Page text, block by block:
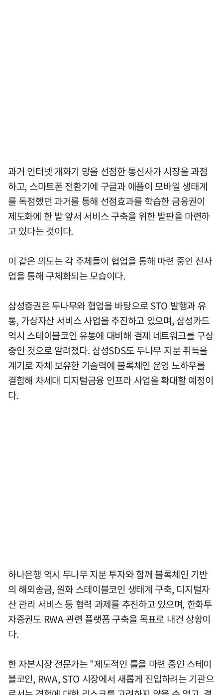
과거 인터넷 개화기 망을 선점한 통신사가 시장을 과점
하고, 스마트폰 전환기에 구글과 애플이 모바일 생태계
를 독점했던 과거를 통해 선점효과를 학습한 금융권이
제도화에 한 발 앞서 서비스 구축을 위한 발판을 마련하
고 있다는 것이다.
이 같은 의도는 각 주체들이 협업을 통해 마련 중인 신사
업을 통해 구체화되는 모습이다.
삼성증권은 두나무와 협업을 바탕으로 STO 발행과 유
통, 가상자산 서비스 사업을 추진하고 있으며, 삼성카드
역시 스테이블코인 유통에 대비해 결제 네트워크를 구상
중인 것으로 알려졌다. 삼성SDS도 두나무 지분 취득을
계기로 자체 보유한 기술력에 블록체인 운영 노하우를
결합해 차세대 디지털금융 인프라 사업을 확대할 예정이
다.
하나은행 역시 두나무 지분 투자와 함께 블록체인 기반
의 해외송금, 원화 스테이블코인 생태계 구축, 디지털자
산 관리 서비스 등 협력 과제를 추진하고 있으며, 한화투
자증권도 RWA 관련 플랫폼 구축을 목표로 내건 상황이
다.
한 자본시장 전문가는 "제도적인 틀을 마련 중인 스테이
블코인, RWA, STO 시장에서 새롭게 진입하려는 기관으